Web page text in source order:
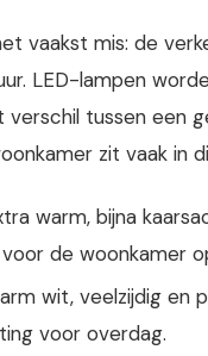
vaakst mis: de
LED-lampen
verschil tussen een
zit vaak in
warm, bijna
de woonkamer
wit, veelzijdig en
voor overdag.